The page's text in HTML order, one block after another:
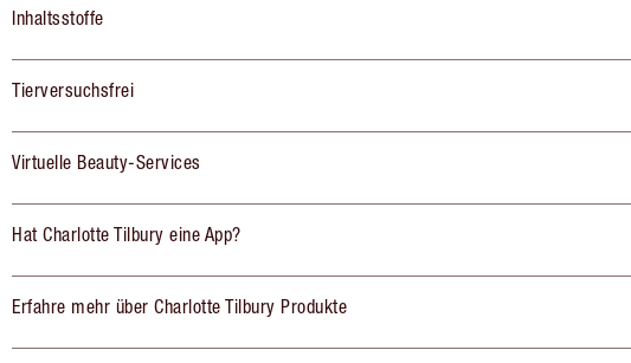
Inhaltsstoffe
Tierversuchsfrei
Virtuelle Beauty-Services
Hat Charlotte Tilbury eine App?
Erfahre mehr über Charlotte Tilbury Produkte